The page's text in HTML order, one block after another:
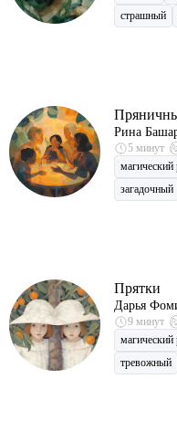
страшный
Рина
5 минут
магический
загадочный
Прятки
Дарья
9 минут
магический
тревожный